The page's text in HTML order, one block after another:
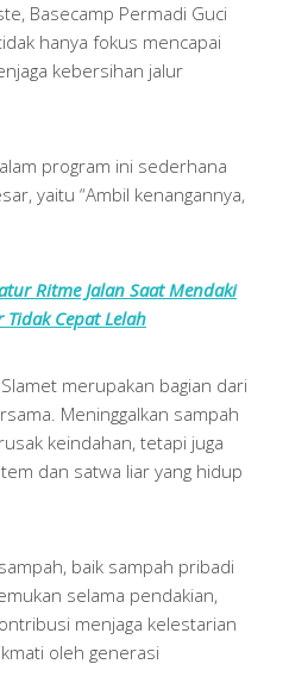
Basecamp Permadi Guci
hanya fokus mencapai
kebersihan jalur
program ini sederhana
yaitu “Ambil kenangannya,
Ritme Jalan Saat Mendaki
Cepat Lelah
merupakan bagian dari
Meninggalkan sampah
keindahan, tetapi juga
dan satwa liar yang hidup
baik sampah pribadi
selama pendakian,
menjaga kelestarian
oleh generasi